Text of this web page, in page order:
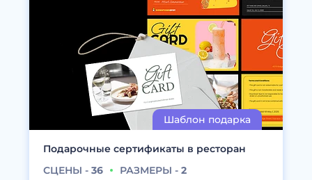
Подарочные сертификаты в ресторан
СЦЕНЫ - 36 РАЗМЕРЫ - 2